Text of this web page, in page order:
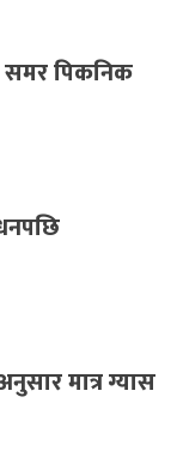
समर पिकनिक
मात्र ग्यास